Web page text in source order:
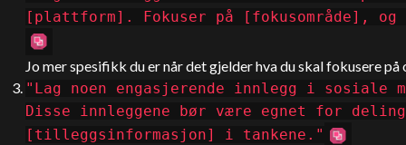
[plattform]. Fokuser på [fokusområde],
Jo mer spesifikk du er når det gjelder hva du skal fokusere
"Lag noen engasjerende innlegg i sosiale
Disse innleggene bør være egnet for
[tilleggsinformasjon] i tankene."